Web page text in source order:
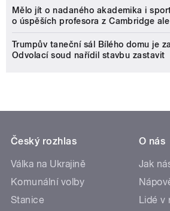
Mělo jít o nadaného akademika i
o úspěších profesora z Cambridge
Trumpův taneční sál Bílého domu je
Odvolací soud nařídil stavbu zastavit
Český rozhlas
Válka na Ukrajině
Komunální volby
Stanice
O nás
Jak
Lidé v